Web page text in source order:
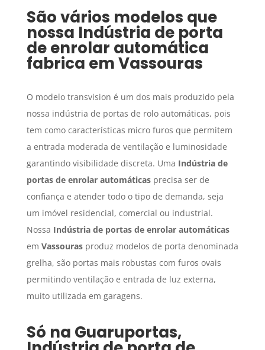
São vários modelos que
nossa Indústria de porta
de enrolar automática
fabrica emVassouras
O modelo transvision é um dos mais produzido pela
nossa indústria de portas de rolo automáticas, pois
tem como características micro furos que permitem
a entrada moderada de ventilação e luminosidade
garantindo visibilidade discreta. Uma Indústria de
portas de enrolar automáticasprecisa ser de
confiança e atender todo o tipo de demanda, seja
um imóvel residencial, comercial ou industrial.
Nossa Indústria de portas de enrolar automáticas
em Vassourasproduz modelos de porta denominada
grelha, são portas mais robustas com furos ovais
permitindo ventilação e entrada de luz externa,
muito utilizada em garagens.
Só na Guaruportas,